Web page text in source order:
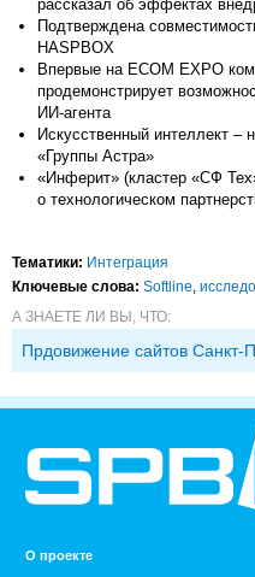
рассказал об эффектах
Подтверждена
HASPBOX
Впервые на ECOM EXPO
продемонстрирует
ИИ-агента
Искусственный интеллект –
«Группы Астра»
«Инферит» (кластер «СФ
о технологическом
Тематики: Интеграция
Ключевые слова: Softline,
А ЗНАЕТЕ ЛИ ВЫ, ЧТО:
Прдовижение сайтов Санкт-
О проекте